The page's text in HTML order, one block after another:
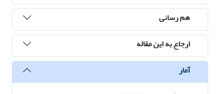
هم رسانی
ارجاع به این مقاله
آمار